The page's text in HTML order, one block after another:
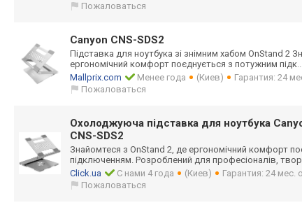
Пожаловаться
Canyon CNS-SDS2
Підставка для ноутбука зі знімним хабом OnStand 2
ергономічний комфорт поєднується з потужним підк
Mallprix.com
Менее года (Киев)
Гарантия: 24
Пожаловаться
Охолоджуюча пiдставка для ноутбука
CNS-SDS2
Знайомтеся з OnStand 2, де ергономічний комфорт
підключенням. Розроблений для професіоналів,
Click.ua
С нами 4 года (Киев)
Гарантия: 24 мес.
Пожаловаться